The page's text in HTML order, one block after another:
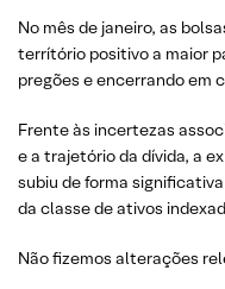
No mês de janeiro, as
terrítório positivo a maior
pregões e encerrando em
Frente às incertezas
e a trajetório da dívida, a
subiu de forma
da classe de ativos
Não fizemos alterações